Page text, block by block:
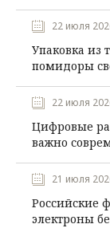
22 июля
Упаковка из
помидоры
22 июля
Цифровые
важно
21 июля
Российские
электроны